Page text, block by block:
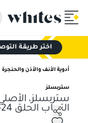
اختر طريقة
أدوية الأنف والأذن والحنجرة
ستربسلز
ستربسلز،
التهاب الحلق 24- قرص